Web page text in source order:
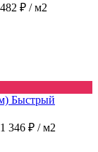
482 ₽ / м2
Быстрый
1 346 ₽ / м2